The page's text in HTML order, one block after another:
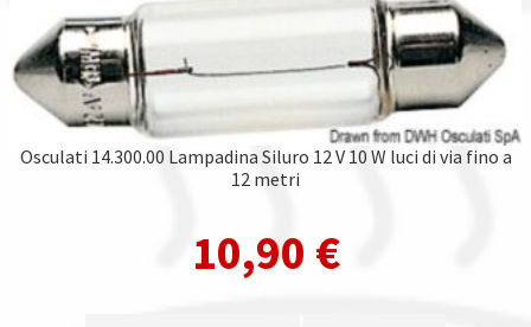
Osculati 14.300.00 Lampadina Siluro 12 V 10 W luci di via fino a
12 metri
10,90 €